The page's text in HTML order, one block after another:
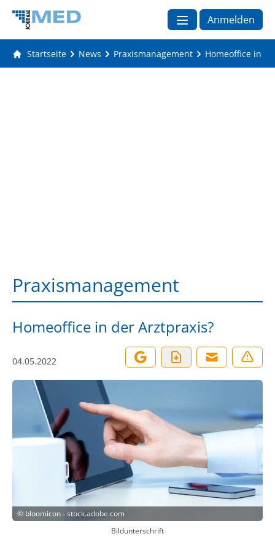
Anmelden
Startseite News Praxismanagement Homeoffice in
Praxismanagement
Homeoffice in der Arztpraxis?
04.05.2022
© bloomicon - stock.adobe.com
Bildunterschrift